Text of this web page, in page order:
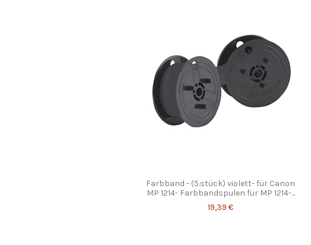
Farbband - (5.stück) violett- für Canon
MP 1214- Farbbandspulen für MP 1214-...
19,39 €